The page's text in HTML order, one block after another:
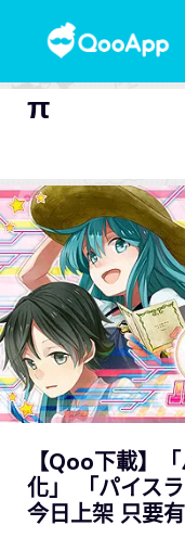
π
【Qoo下載】
化」 「パイス
今日上架 只要